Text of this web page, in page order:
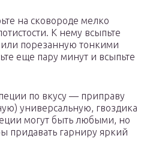
на сковороде мелко
К нему всыпьте
порезанную тонкими
еще пару минут и всыпьте
по вкусу — приправу
универсальную, гвоздика
могут быть любыми, но
придавать гарниру яркий